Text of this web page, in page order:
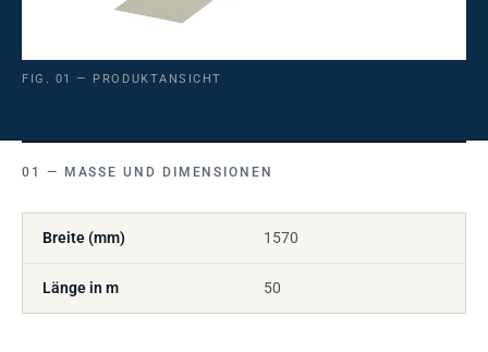
FIG. 01 — PRODUKTANSICHT
MASSE UND DIMENSIONEN
Breite (mm) 1570
Länge in m 50